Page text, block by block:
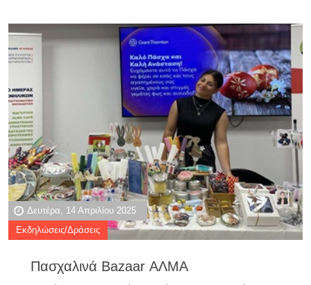
Δευτέρα, 14 Απριλίου 2025
Εκδηλώσεις/Δράσεις
Πασχαλινά Bazaar ΑΛΜΑ